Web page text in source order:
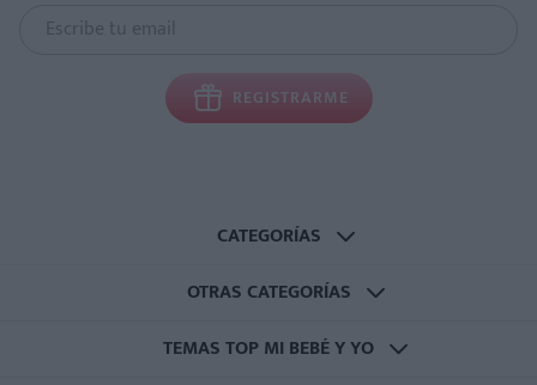
REGISTRARME
CATEGORÍAS
OTRAS CATEGORÍAS
TEMAS TOP MI BEBÉ Y YO